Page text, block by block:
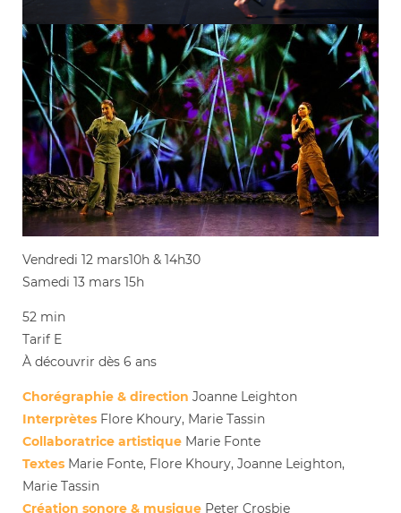
Vendredi 12 mars10h & 14h30
Samedi 13 mars 15h
52 min
Tarif E
À découvrir dès 6 ans
Chorégraphie & direction Joanne Leighton
Interprètes Flore Khoury, Marie Tassin
Collaboratrice artistique Marie Fonte
Textes Marie Fonte, Flore Khoury, Joanne Leighton,
Marie Tassin
Création sonore & musique Peter Crosbie